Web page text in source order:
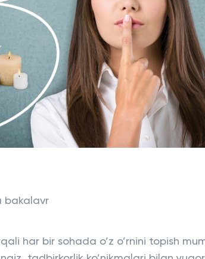
bakalavr
har bir sohada o’z o’rnini topish